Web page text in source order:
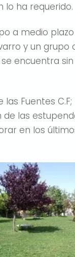
lo ha requerido.
a medio
y un
encuentra
Fuentes
de las
en los